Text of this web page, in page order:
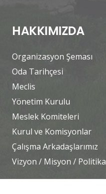
HAKKIMIZDA
Organizasyon Şeması
Oda Tarihçesi
Meclis
Yönetim Kurulu
Meslek Komiteleri
Kurul ve Komisyonlar
Çalışma Arkadaşlarımız
Vizyon / Misyon /